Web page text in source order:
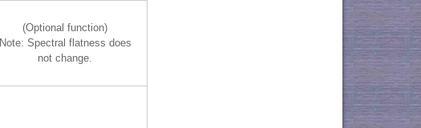
(Optional function)
Note: Spectral flatness does
not change.